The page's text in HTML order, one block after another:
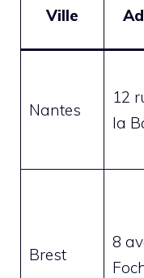
Ville
Nantes
12
la
Brest
8